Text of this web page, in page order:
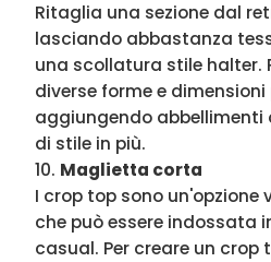
Ritaglia una sezione dal
lasciando abbastanza
una scollatura stile halter.
diverse forme e
aggiungendo abbellimenti
di stile in più.
Maglietta corta
I crop top sono un'opzione
che può essere indossata
casual. Per creare un crop